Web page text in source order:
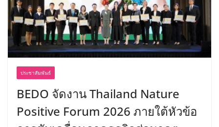
ประชาสัมพันธ์
BEDO จัดงาน Thailand Nature
Positive Forum 2026 ภายใต้หัวข้อ